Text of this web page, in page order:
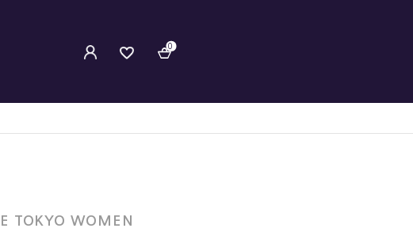
0
TOKYO WOMEN